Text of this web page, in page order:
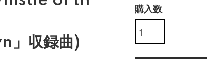
収録曲)
購入数